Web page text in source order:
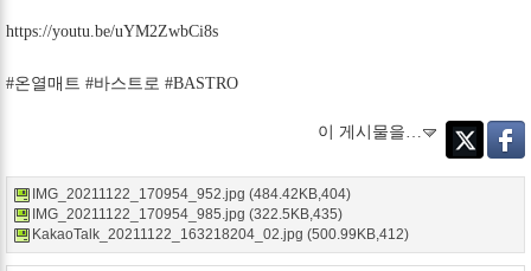
https://youtu.be/uYM2ZwbCi8s
#온열매트 #바스트로 #BASTRO
이 게시물을…
Twitter
IMG_20211122_170954_952.jpg (484.42KB,404)
IMG_20211122_170954_985.jpg (322.5KB,435)
KakaoTalk_20211122_163218204_02.jpg (500.99KB,412)